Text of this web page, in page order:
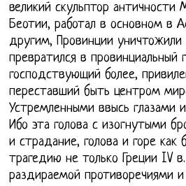
великий скульптор античности
Беотии, работал в основном в
другим, Провинции
превратился в
господствующий более,
переставший быть центром
Устремленными ввысь глазами
Ибо эта голова с изогнутыми
и страдание, голова и горе как
трагедию не только Греции IV
раздираемой противоречиями